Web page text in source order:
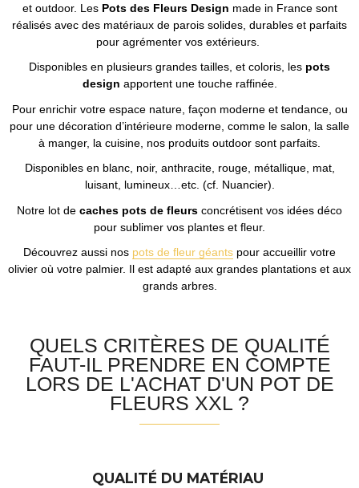
et outdoor. Les Pots des Fleurs Design made in France sont
réalisés avec des matériaux de parois solides, durables et parfaits
pour agrémenter vos extérieurs.
Disponibles en plusieurs grandes tailles, et coloris, les pots
design apportent une touche raffinée.
Pour enrichir votre espace nature, façon moderne et tendance, ou
pour une décoration d’intérieure moderne, comme le salon, la salle
à manger, la cuisine, nos produits outdoor sont parfaits.
Disponibles en blanc, noir, anthracite, rouge, métallique, mat,
luisant, lumineux…etc. (cf. Nuancier).
Notre lot de caches pots de fleurs concrétisent vos idées déco
pour sublimer vos plantes et fleur.
Découvrez aussi nos pots de fleur géants pour accueillir votre
olivier où votre palmier. Il est adapté aux grandes plantations et aux
grands arbres.
QUELS CRITÈRES DE QUALITÉ
FAUT-IL PRENDRE EN COMPTE
LORS DE L'ACHAT D'UN POT DE
FLEURS XXL ?
QUALITÉ DU MATÉRIAU